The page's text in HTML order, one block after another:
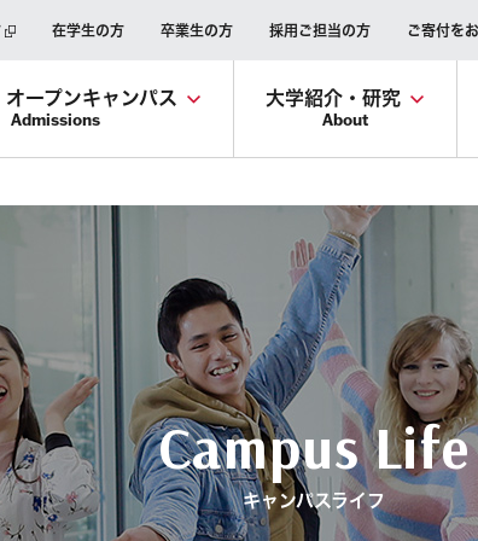
在学生の方 卒業生の方 採用ご担当の方 ご寄付を
オープンキャンパス
Admissions
大学紹介・研究
About
Campus Life
キャンパスライフ